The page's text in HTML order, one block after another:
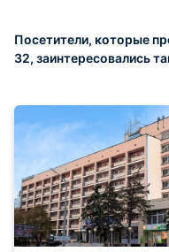
Посетители, которые
32, заинтересовались